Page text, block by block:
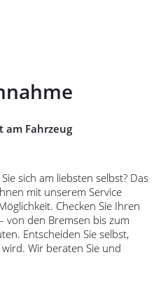
am Fahrzeug
sich am liebsten selbst? Das
mit unserem Service
Checken Sie Ihren
von den Bremsen bis zum
Entscheiden Sie selbst,
Wir beraten Sie und